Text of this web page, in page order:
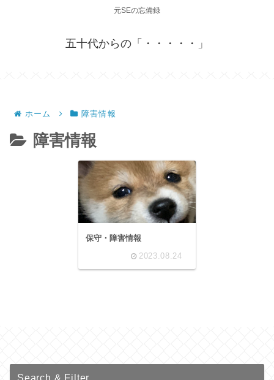
元SEの忘備録
五十代からの「・・・・・」
ホーム 障害情報
障害情報
保守・障害情報
2023.08.24
Search & Filter